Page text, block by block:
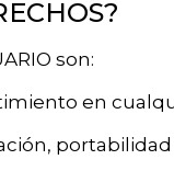
son:
en